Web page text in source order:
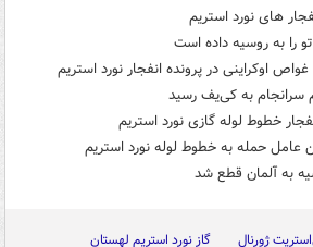
های نورد استریم
را به روسیه داده است
اوکراینی در پرونده انفجار نورد استریم
سرانجام به کی‌یف رسید
خطوط لوله گازی نورد استریم
عامل حمله به خطوط لوله نورد استریم
به آلمان قطع شد
ژورنال گاز نورد استریم لهستان